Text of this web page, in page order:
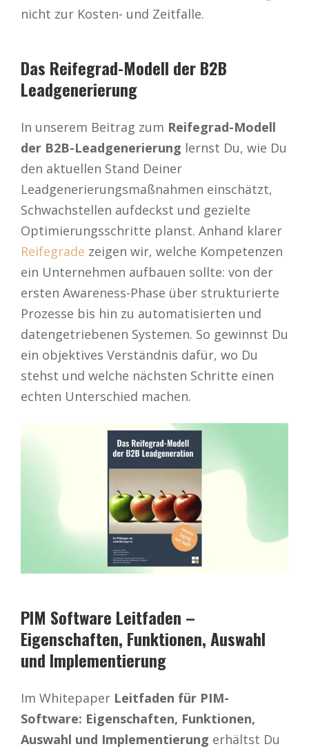
nicht zur Kosten- und Zeitfalle.
Das Reifegrad-Modell der B2B
Leadgenerierung
In unserem Beitrag zum Reifegrad-Modell
der B2B-Leadgenerierung lernst Du, wie Du
den aktuellen Stand Deiner
Leadgenerierungsmaßnahmen einschätzt,
Schwachstellen aufdeckst und gezielte
Optimierungsschritte planst. Anhand klarer
Reifegrade zeigen wir, welche Kompetenzen
ein Unternehmen aufbauen sollte: von der
ersten Awareness-Phase über strukturierte
Prozesse bis hin zu automatisierten und
datengetriebenen Systemen. So gewinnst Du
ein objektives Verständnis dafür, wo Du
stehst und welche nächsten Schritte einen
echten Unterschied machen.
PIM Software Leitfaden –
Eigenschaften, Funktionen, Auswahl
und Implementierung
Im Whitepaper Leitfaden für PIM-
Software: Eigenschaften, Funktionen,
Auswahl und Implementierung erhältst Du